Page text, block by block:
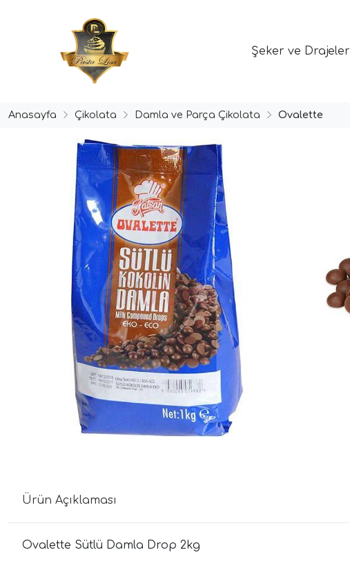
Şeker ve Drajeler
Anasayfa Çikolata Damla ve Parça Çikolata Ovalette
Ürün Açıklaması
Ovalette Sütlü Damla Drop 2kg